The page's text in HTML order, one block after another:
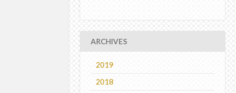
ARCHIVES
2019
2018